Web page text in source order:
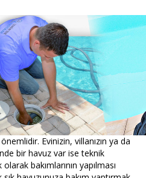
Evinizin, villanızın ya da
bir havuz var ise teknik
bakımlarının yapılması